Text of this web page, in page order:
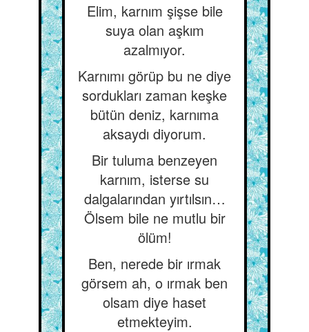
Elim, karnım şişse bile
suya olan aşkım
azalmıyor.
Karnımı görüp bu ne diye
sordukları zaman keşke
bütün deniz, karnıma
aksaydı diyorum.
Bir tuluma benzeyen
karnım, isterse su
dalgalarından yırtılsın…
Ölsem bile ne mutlu bir
ölüm!
Ben, nerede bir ırmak
görsem ah, o ırmak ben
olsam diye haset
etmekteyim.